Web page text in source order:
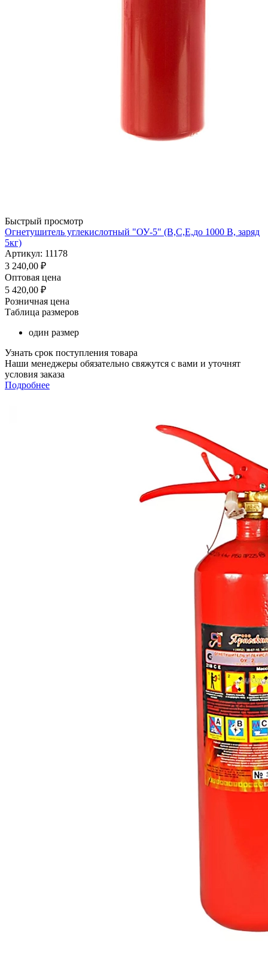
Быстрый просмотр
Огнетушитель углекислотный "ОУ-5" (В,С,Е,до 1000 В, заряд
5кг)
Артикул: 11178
3 240,00 ₽
Оптовая цена
5 420,00 ₽
Розничная цена
Таблица размеров
один размер
Узнать срок поступления товара
Наши менеджеры обязательно свяжутся с вами и уточнят
условия заказа
Подробнее